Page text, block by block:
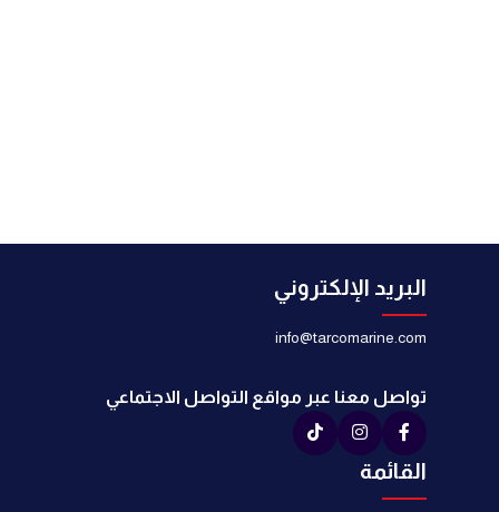
البريد الإلكتروني
info@tarcomarine.com
تواصل معنا عبر مواقع التواصل الاجتماعي
القائمة